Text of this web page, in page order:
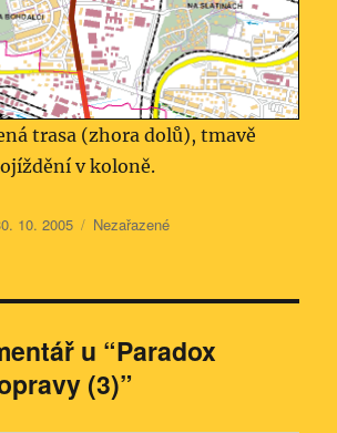
trasa (zhora dolů), tmavě
v koloně.
10. 2005 Rubriky:
Nezařazené
u “Paradox
(3)”